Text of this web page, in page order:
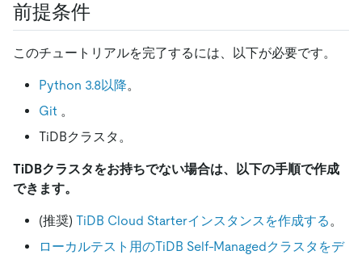
前提条件
このチュートリアルを完了するには、以下が必要です。
Python 3.8以降。
Git 。
TiDBクラスタ。
TiDBクラスタをお持ちでない場合は、以下の手順で作成
できます。
(推奨) TiDB Cloud Starterインスタンスを作成する。
ローカルテスト用のTiDB Self-Managedクラスタをデ